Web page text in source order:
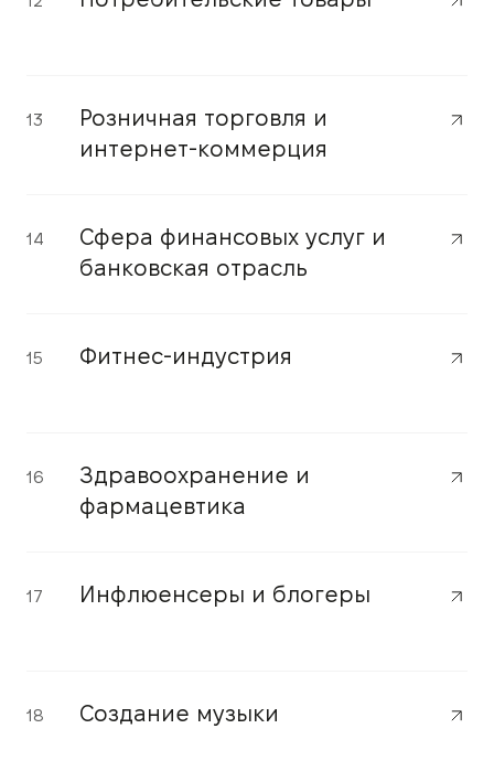
13
Розничная торговля и
интернет-коммерция
14
Сфера финансовых услуг и
банковская отрасль
15 Фитнес-индустрия
16
Здравоохранение и
фармацевтика
17 Инфлюенсеры и блогеры
18 Создание музыки